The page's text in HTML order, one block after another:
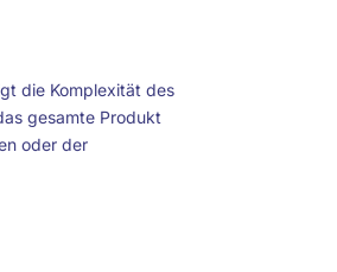
die Komplexität des
gesamte Produkt
oder der